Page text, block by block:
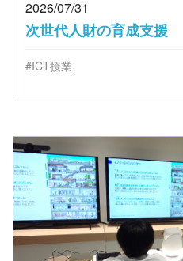
2026/07/31
次世代人財の育成支援
#ICT授業